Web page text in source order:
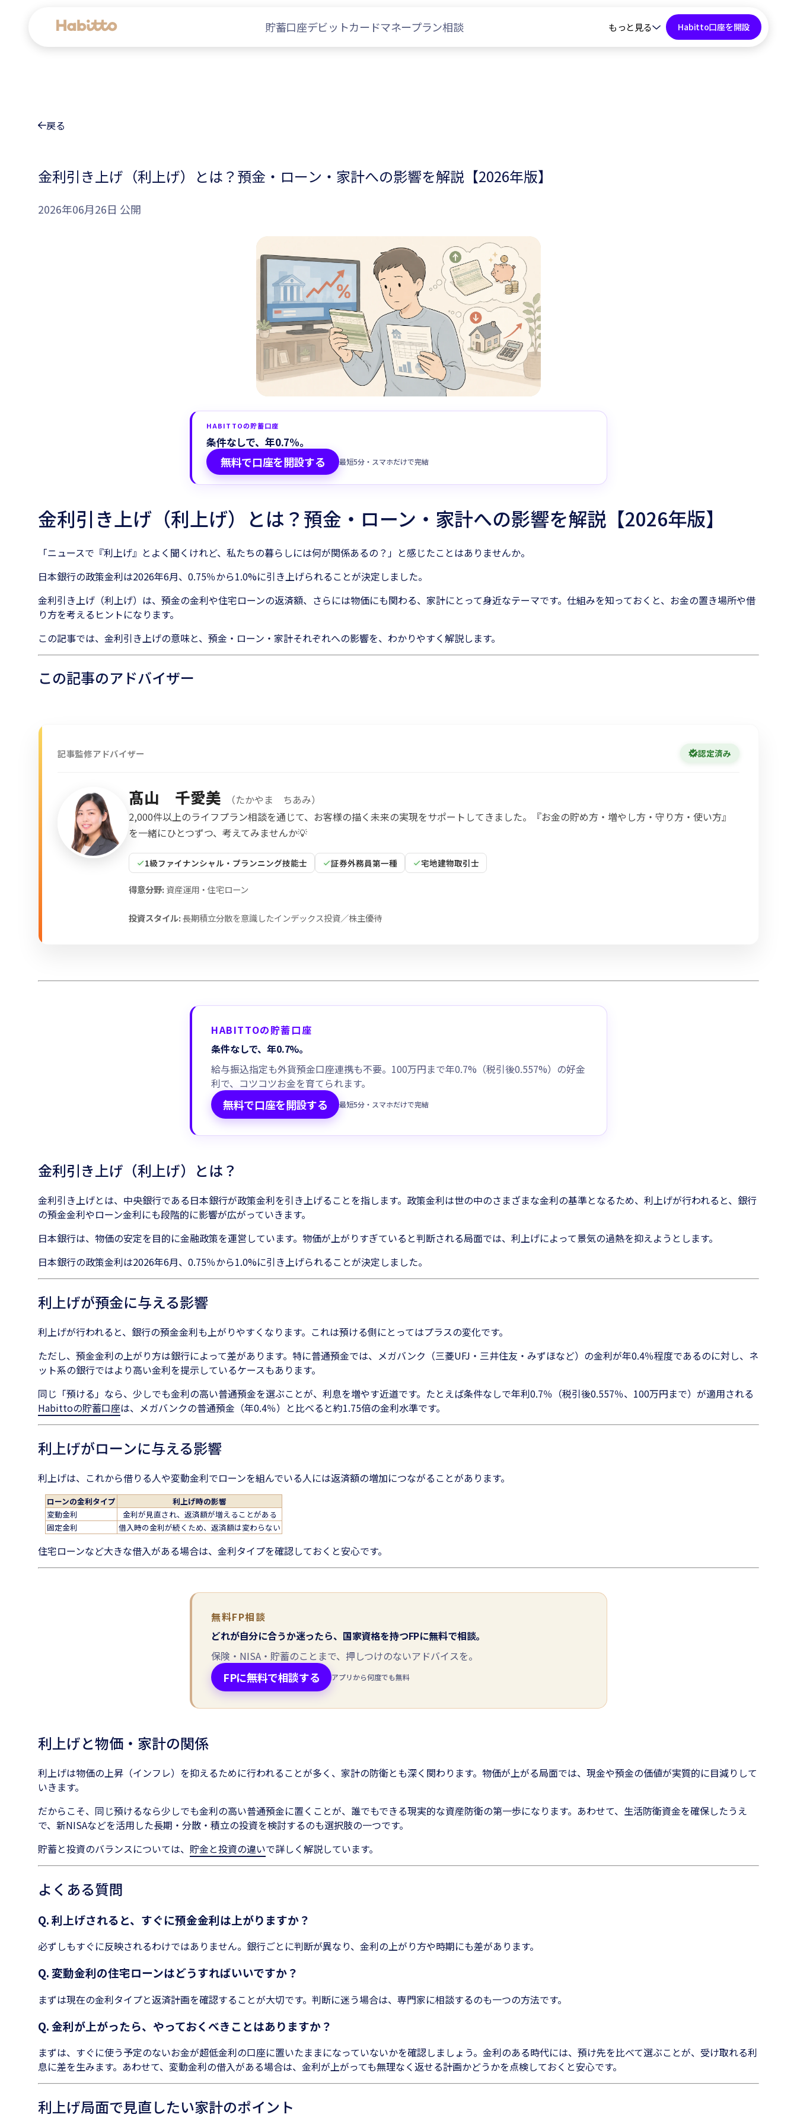
デビットカード
会社情報
コンテンツ
Habitto口座を開設
貯蓄口座デビットカードマネープラン相談 もっと見る Habitto口座を開設
戻る
金利引き上げ（利上げ）とは？預金・ローン・家計への影響を解説【2026年版】
2026年06月26日 公開
HABITTOの貯蓄口座
条件なしで、年0.7%。
無料で口座を開設する 最短5分・スマホだけで完結
金利引き上げ（利上げ）とは？預金・ローン・家計への影響を解説【2026年版】
「ニュースで『利上げ』とよく聞くけれど、私たちの暮らしには何が関係あるの？」と感じたことはありませんか。
日本銀行の政策金利は2026年6月、0.75％から1.0%に引き上げられることが決定しました。
金利引き上げ（利上げ）は、預金の金利や住宅ローンの返済額、さらには物価にも関わる、家計にとって身近なテーマです。仕組みを知っておくと、お金の置き場所や借
り方を考えるヒントになります。
この記事では、金利引き上げの意味と、預金・ローン・家計それぞれへの影響を、わかりやすく解説します。
この記事のアドバイザー
記事監修アドバイザー 認定済み
髙山 千愛美 （たかやま ちあみ）
2,000件以上のライフプラン相談を通じて、お客様の描く未来の実現をサポートしてきました。『お金の貯め方・増やし方・守り方・使い方』
を一緒にひとつずつ、考えてみませんか💡
1級ファイナンシャル・プランニング技能士 証券外務員第一種 宅地建物取引士
得意分野: 資産運用・住宅ローン
投資スタイル:長期積立分散を意識したインデックス投資／株主優待
HABITTOの貯蓄口座
条件なしで、年0.7%。
給与振込指定も外貨預金口座連携も不要。100万円まで年0.7%（税引後0.557%）の好金
利で、コツコツお金を育てられます。
無料で口座を開設する 最短5分・スマホだけで完結
金利引き上げ（利上げ）とは？
金利引き上げとは、中央銀行である日本銀行が政策金利を引き上げることを指します。政策金利は世の中のさまざまな金利の基準となるため、利上げが行われると、銀行
の預金金利やローン金利にも段階的に影響が広がっていきます。
日本銀行は、物価の安定を目的に金融政策を運営しています。物価が上がりすぎていると判断される局面では、利上げによって景気の過熱を抑えようとします。
日本銀行の政策金利は2026年6月、0.75％から1.0%に引き上げられることが決定しました。
利上げが預金に与える影響
利上げが行われると、銀行の預金金利も上がりやすくなります。これは預ける側にとってはプラスの変化です。
ただし、預金金利の上がり方は銀行によって差があります。特に普通預金では、メガバンク（三菱UFJ・三井住友・みずほなど）の金利が年0.4％程度であるのに対し、ネ
ット系の銀行ではより高い金利を提示しているケースもあります。
同じ「預ける」なら、少しでも金利の高い普通預金を選ぶことが、利息を増やす近道です。たとえば条件なしで年利0.7％（税引後0.557％、100万円まで）が適用される
Habittoの貯蓄口座は、メガバンクの普通預金（年0.4％）と比べると約1.75倍の金利水準です。
利上げがローンに与える影響
利上げは、これから借りる人や変動金利でローンを組んでいる人には返済額の増加につながることがあります。
ローンの金利タイプ
利上げ時の影響
変動金利
金利が見直され、返済額が増えることがある
固定金利
借入時の金利が続くため、返済額は変わらない
住宅ローンなど大きな借入がある場合は、金利タイプを確認しておくと安心です。
無料FP相談
どれが自分に合うか迷ったら、国家資格を持つFPに無料で相談。
保険・NISA・貯蓄のことまで、押しつけのないアドバイスを。
FPに無料で相談する アプリから何度でも無料
利上げと物価・家計の関係
利上げは物価の上昇（インフレ）を抑えるために行われることが多く、家計の防衛とも深く関わります。物価が上がる局面では、現金や預金の価値が実質的に目減りして
いきます。
だからこそ、同じ預けるなら少しでも金利の高い普通預金に置くことが、誰でもできる現実的な資産防衛の第一歩になります。あわせて、生活防衛資金を確保したうえ
で、新NISAなどを活用した長期・分散・積立の投資を検討するのも選択肢の一つです。
貯蓄と投資のバランスについては、 貯金と投資の違いで詳しく解説しています。
よくある質問
Q. 利上げされると、すぐに預金金利は上がりますか？
必ずしもすぐに反映されるわけではありません。銀行ごとに判断が異なり、金利の上がり方や時期にも差があります。
Q. 変動金利の住宅ローンはどうすればいいですか？
まずは現在の金利タイプと返済計画を確認することが大切です。判断に迷う場合は、専門家に相談するのも一つの方法です。
Q. 金利が上がったら、やっておくべきことはありますか？
まずは、すぐに使う予定のないお金が超低金利の口座に置いたままになっていないかを確認しましょう。金利のある時代には、預け先を比べて選ぶことが、受け取れる利
息に差を生みます。あわせて、変動金利の借入がある場合は、金利が上がっても無理なく返せる計画かどうかを点検しておくと安心です。
利上げ局面で見直したい家計のポイント